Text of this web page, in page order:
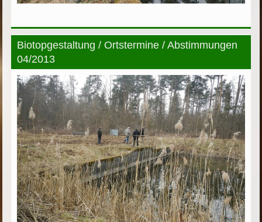
Biotopgestaltung / Ortstermine / Abstimmungen
04/2013